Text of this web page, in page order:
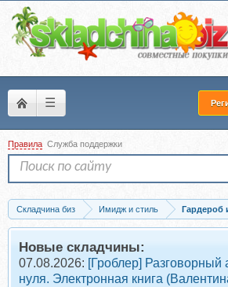
☰
Правила Служба поддержки
Складчина биз Имидж и стиль
Гардероб
Новые складчины:
07.08.2026: [Гроблер] Разговорный
нуля. Электронная книга